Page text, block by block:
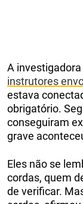
A
instrutores
estava
obrigatório.
conseguiram
grave
Eles não se
cordas, quem
de verificar.